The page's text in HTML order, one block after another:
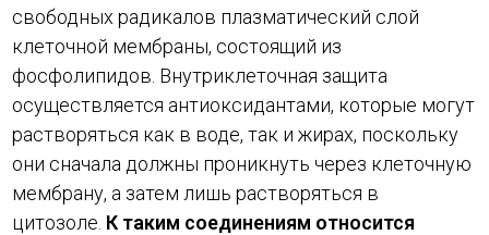
свободных радикалов плазматический слой
клеточной мембраны, состоящий из
фосфолипидов. Внутриклеточная защита
осуществляется антиоксидантами, которые могут
растворяться как в воде, так и жирах, поскольку
они сначала должны проникнуть через клеточную
мембрану, а затем лишь растворяться в
цитозоле. К таким соединениям относится